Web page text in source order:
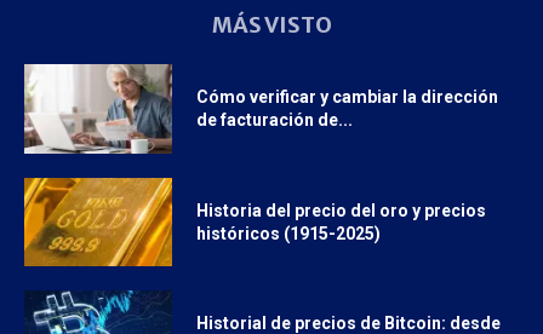
MÁS VISTO
Cómo verificar y cambiar la dirección
de facturación de...
Historia del precio del oro y precios
históricos (1915-2025)
Historial de precios de Bitcoin: desde